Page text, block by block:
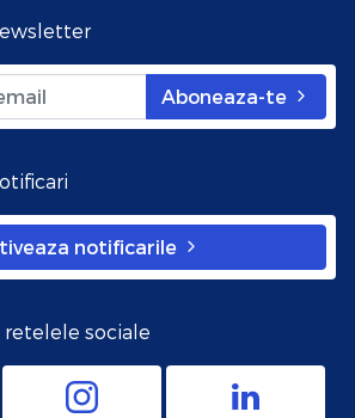
Aboneaza-te
notificarile
sociale